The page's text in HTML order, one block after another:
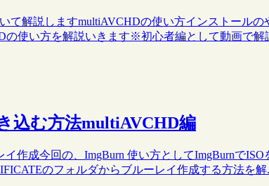
て解説しますmultiAVCHDの使い方インストールの
の使い方を解説いきます※初心者編として動画で解
込む方法multiAVCHD編
作成今回の、ImgBurn 使い方としてImgBurnで
のフォルダからブルーレイ作成する方法を解